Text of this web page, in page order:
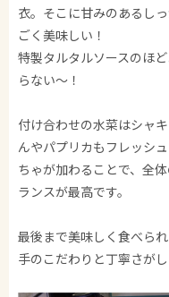
衣。そこに甘みのあるし
ごく美味しい！
特製タルタルソースのほ
らない～！
付け合わせの水菜はシャ
んやパプリカもフレッシ
ちゃが加わることで、全
ランスが最高です。
最後まで美味しく食べら
手のこだわりと丁寧さが